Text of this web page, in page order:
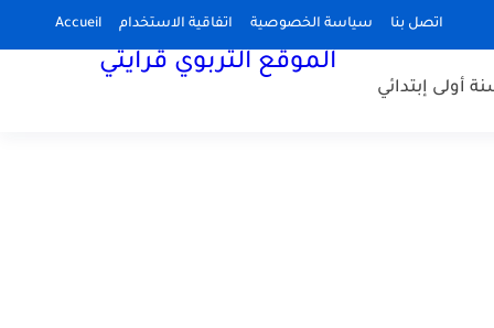
Accueil اتفاقية الاستخدام سياسة الخصوصية اتصل بنا
الموقع التربوي قرايتي
أولى إبتدائي